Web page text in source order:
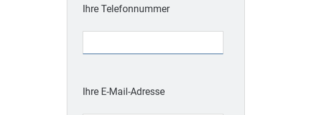
Ihre Telefonnummer
lasse
Ihre E-Mail-Adresse